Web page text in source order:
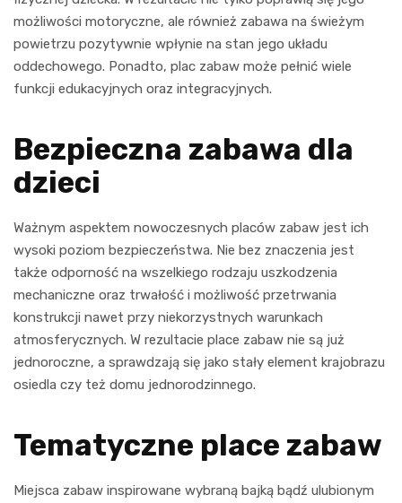
możliwości motoryczne, ale również zabawa na świeżym
powietrzu pozytywnie wpłynie na stan jego układu
oddechowego. Ponadto, plac zabaw może pełnić wiele
funkcji edukacyjnych oraz integracyjnych.
Bezpieczna zabawa dla
dzieci
Ważnym aspektem nowoczesnych placów zabaw jest ich
wysoki poziom bezpieczeństwa. Nie bez znaczenia jest
także odporność na wszelkiego rodzaju uszkodzenia
mechaniczne oraz trwałość i możliwość przetrwania
konstrukcji nawet przy niekorzystnych warunkach
atmosferycznych. W rezultacie place zabaw nie są już
jednoroczne, a sprawdzają się jako stały element krajobrazu
osiedla czy też domu jednorodzinnego.
Tematyczne place zabaw
Miejsca zabaw inspirowane wybraną bajką bądź ulubionym